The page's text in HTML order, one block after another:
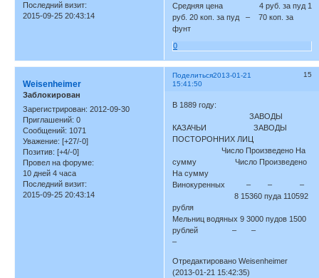
Последний визит:
2015-09-25 20:43:14
Средняя цена 4 руб. за пуд 1
руб. 20 коп. за пуд – 70 коп. за
фунт
0
Поделиться 15
2013-01-21
15:41:50
Weisenheimer
Заблокирован
Зарегистрирован: 2012-09-30
Приглашений: 0
Сообщений: 1071
Уважение: [+27/-0]
Позитив: [+4/-0]
Провел на форуме:
10 дней 4 часа
Последний визит:
2015-09-25 20:43:14
В 1889 году:
ЗАВОДЫ
КАЗАЧЬИ ЗАВОДЫ
ПОСТОРОННИХ ЛИЦ
Число Произведено На
сумму Число Произведено
На сумму
Винокуренных – – –
8 15360 пуда 110592
рубля
Мельниц водяных 9 3000 пудов 1500
рублей – –
–
Отредактировано Weisenheimer
(2013-01-21 15:42:35)